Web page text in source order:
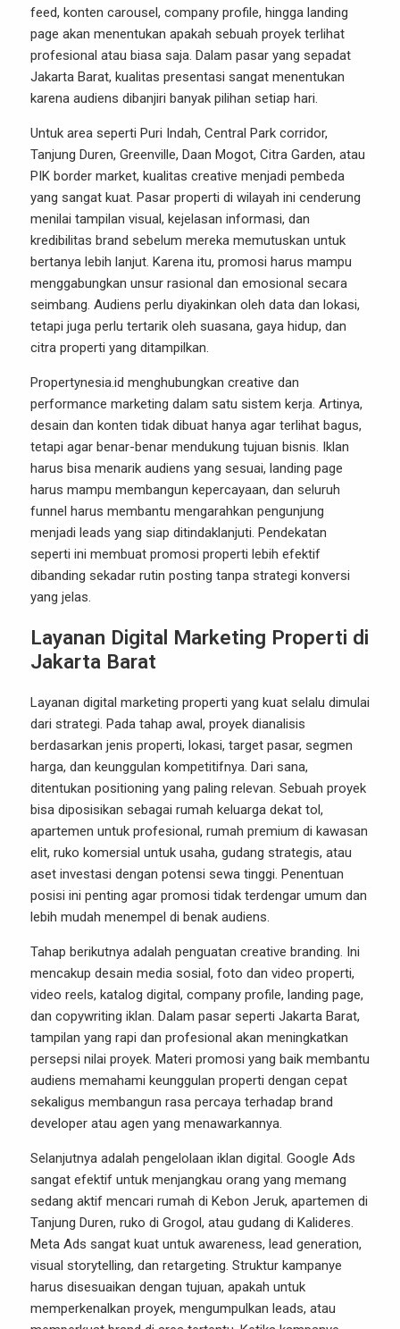
feed, konten carousel, company profile, hingga landing
page akan menentukan apakah sebuah proyek terlihat
profesional atau biasa saja. Dalam pasar yang sepadat
Jakarta Barat, kualitas presentasi sangat menentukan
karena audiens dibanjiri banyak pilihan setiap hari.
Untuk area seperti Puri Indah, Central Park corridor,
Tanjung Duren, Greenville, Daan Mogot, Citra Garden, atau
PIK border market, kualitas creative menjadi pembeda
yang sangat kuat. Pasar properti di wilayah ini cenderung
menilai tampilan visual, kejelasan informasi, dan
kredibilitas brand sebelum mereka memutuskan untuk
bertanya lebih lanjut. Karena itu, promosi harus mampu
menggabungkan unsur rasional dan emosional secara
seimbang. Audiens perlu diyakinkan oleh data dan lokasi,
tetapi juga perlu tertarik oleh suasana, gaya hidup, dan
citra properti yang ditampilkan.
Propertynesia.id menghubungkan creative dan
performance marketing dalam satu sistem kerja. Artinya,
desain dan konten tidak dibuat hanya agar terlihat bagus,
tetapi agar benar-benar mendukung tujuan bisnis. Iklan
harus bisa menarik audiens yang sesuai, landing page
harus mampu membangun kepercayaan, dan seluruh
funnel harus membantu mengarahkan pengunjung
menjadi leads yang siap ditindaklanjuti. Pendekatan
seperti ini membuat promosi properti lebih efektif
dibanding sekadar rutin posting tanpa strategi konversi
yang jelas.
Layanan Digital Marketing Properti di
Jakarta Barat
Layanan digital marketing properti yang kuat selalu dimulai
dari strategi. Pada tahap awal, proyek dianalisis
berdasarkan jenis properti, lokasi, target pasar, segmen
harga, dan keunggulan kompetitifnya. Dari sana,
ditentukan positioning yang paling relevan. Sebuah proyek
bisa diposisikan sebagai rumah keluarga dekat tol,
apartemen untuk profesional, rumah premium di kawasan
elit, ruko komersial untuk usaha, gudang strategis, atau
aset investasi dengan potensi sewa tinggi. Penentuan
posisi ini penting agar promosi tidak terdengar umum dan
lebih mudah menempel di benak audiens.
Tahap berikutnya adalah penguatan creative branding. Ini
mencakup desain media sosial, foto dan video properti,
video reels, katalog digital, company profile, landing page,
dan copywriting iklan. Dalam pasar seperti Jakarta Barat,
tampilan yang rapi dan profesional akan meningkatkan
persepsi nilai proyek. Materi promosi yang baik membantu
audiens memahami keunggulan properti dengan cepat
sekaligus membangun rasa percaya terhadap brand
developer atau agen yang menawarkannya.
Selanjutnya adalah pengelolaan iklan digital. Google Ads
sangat efektif untuk menjangkau orang yang memang
sedang aktif mencari rumah di Kebon Jeruk, apartemen di
Tanjung Duren, ruko di Grogol, atau gudang di Kalideres.
Meta Ads sangat kuat untuk awareness, lead generation,
visual storytelling, dan retargeting. Struktur kampanye
harus disesuaikan dengan tujuan, apakah untuk
memperkenalkan proyek, mengumpulkan leads, atau